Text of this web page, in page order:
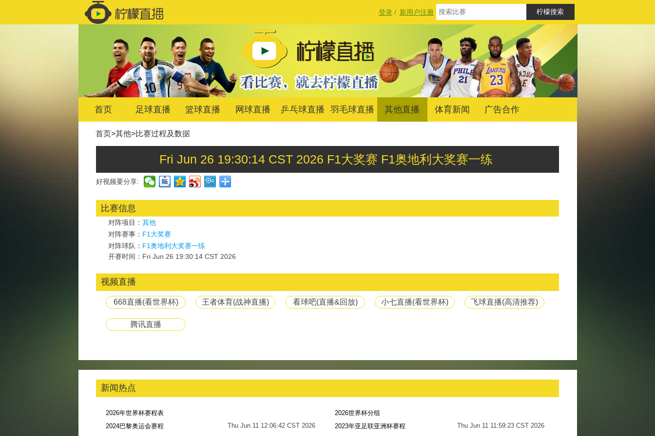
登录/ 新用户注册
首页 足球直播 篮球直播 网球直播 乒乓球直播 羽毛球直播 其他直播 体育新闻 广告合作
首页>其他>比赛过程及数据
Fri Jun 26 19:30:14 CST 2026 F1大奖赛 F1奥地利大奖赛一练
好视频要分享:
比赛信息
对阵项目： 其他
对阵赛事： F1大奖赛
对阵球队： F1奥地利大奖赛一练
开赛时间：Fri Jun 26 19:30:14 CST 2026
视频直播
668直播(看世界杯) 王者体育(战神直播) 看球吧(直播&回放) 小七直播(看世界杯) 飞球直播(高清推荐)
腾讯直播
新闻热点
2026年世界杯赛程表
Thu Jun 11 12:06:42 CST 2026
2026世界杯分组
Thu Jun 11 11:59:23 CST 2026
2024巴黎奥运会赛程
2023年亚足联亚洲杯赛程